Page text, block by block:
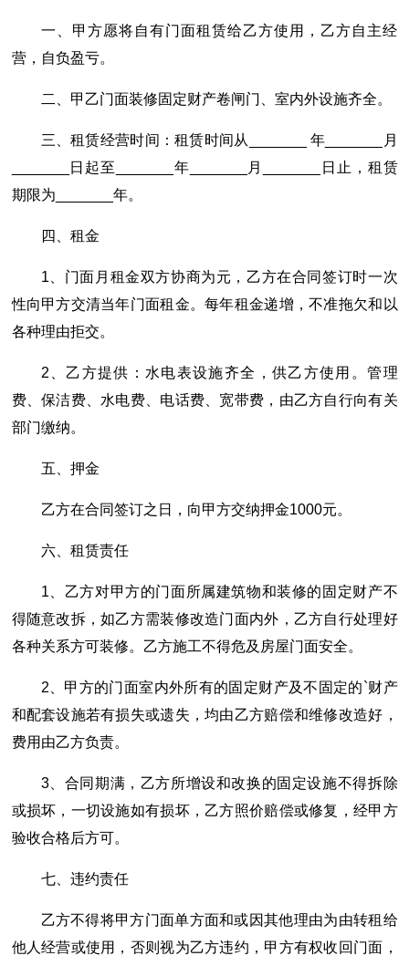
一、甲方愿将自有门面租赁给乙方使用，乙方自主经
营，自负盈亏。
二、甲乙门面装修固定财产卷闸门、室内外设施齐全。
三、租赁经营时间：租赁时间从_______ 年_______月
_______日起至_______年_______月_______日止，租赁
期限为_______年。
四、租金
1、门面月租金双方协商为元，乙方在合同签订时一次
性向甲方交清当年门面租金。每年租金递增，不准拖欠和以
各种理由拒交。
2、乙方提供：水电表设施齐全，供乙方使用。管理
费、保洁费、水电费、电话费、宽带费，由乙方自行向有关
部门缴纳。
五、押金
乙方在合同签订之日，向甲方交纳押金1000元。
六、租赁责任
1、乙方对甲方的门面所属建筑物和装修的固定财产不
得随意改拆，如乙方需装修改造门面内外，乙方自行处理好
各种关系方可装修。乙方施工不得危及房屋门面安全。
2、甲方的门面室内外所有的固定财产及不固定的`财产
和配套设施若有损失或遗失，均由乙方赔偿和维修改造好，
费用由乙方负责。
3、合同期满，乙方所增设和改换的固定设施不得拆除
或损坏，一切设施如有损坏，乙方照价赔偿或修复，经甲方
验收合格后方可。
七、违约责任
乙方不得将甲方门面单方面和或因其他理由为由转租给
他人经营或使用，否则视为乙方违约，甲方有权收回门面，